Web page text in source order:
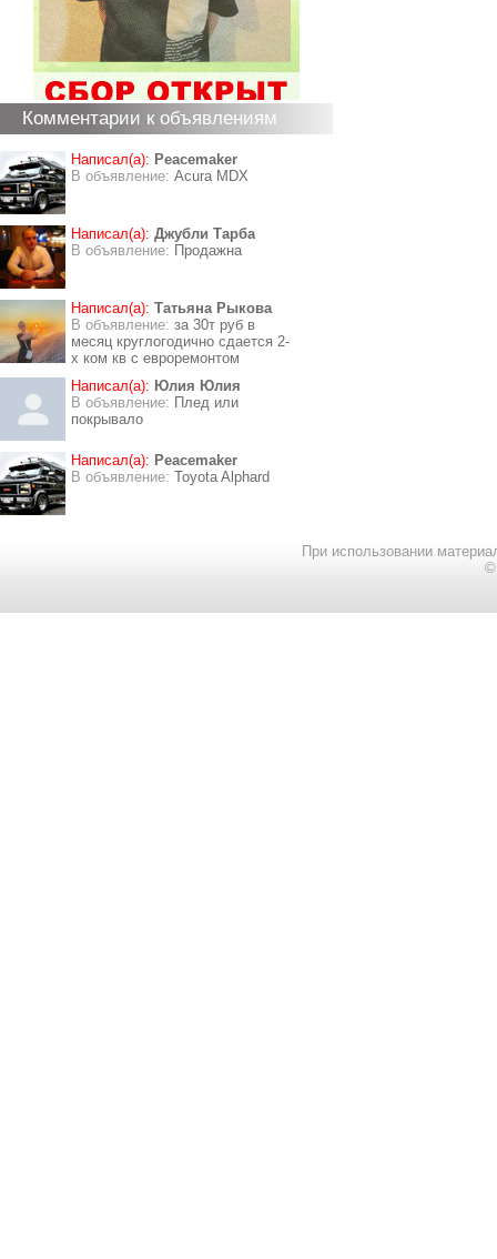
Комментарии к объявлениям
Написал(а): Peacemaker
В объявление: Acura MDX
Написал(а): Джубли Тарба
В объявление: Продажна
Написал(а): Татьяна Рыкова
В объявление: за 30т руб в
месяц круглогодично сдается 2-
х ком кв с евроремонтом
Написал(а): Юлия Юлия
В объявление: Плед или
покрывало
Написал(а): Peacemaker
В объявление: Toyota Alphard
При использовании